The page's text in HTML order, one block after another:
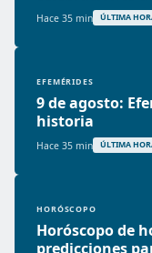
Hace 35 min ÚLTIMA
EFEMÉRIDES
9 de agosto:
historia
Hace 35 min ÚLTIMA
HORÓSCOPO
Horóscopo de
predicciones